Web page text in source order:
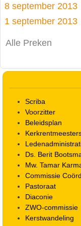
8 september 2013
1 september 2013
Alle Preken
Scriba
Voorzitter
Beleidsplan
Ds. Berit
Mw. Tamar
Commissie
Pastoraat
Diaconie
ZWO-commissie
Kerstwandeling